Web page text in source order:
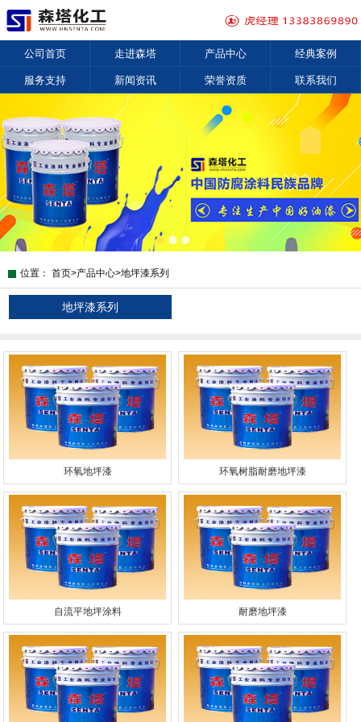
公司首页 走进森塔 产品中心 经典案例
服务支持 新闻资讯 荣誉资质 联系我们
位置： 首页>产品中心>地坪漆系列
地坪漆系列
环氧地坪漆 环氧树脂耐磨地坪漆
自流平地坪涂料 耐磨地坪漆